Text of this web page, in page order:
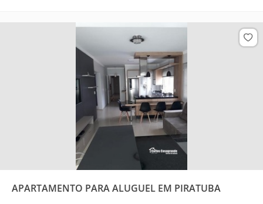
APARTAMENTO PARA ALUGUEL EM PIRATUBA